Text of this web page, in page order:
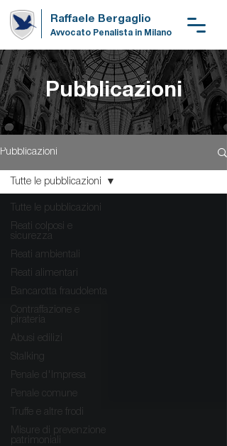
Avvocato Penalista in Milano
Raffaele Bergaglio
Pubblicazioni
Pubblicazioni
Tutte le pubblicazioni
Reati colposi e
sicurezza
Reati ambientali
Reati alimentari
Bancarotta fraudolenta
Contraffazione e
pirateria
Abusi edilizi
Stalking
Penale d'Impresa
Penale comune
Truffe e altre frodi
Misure di prevenzione
patrimoniali
Tutte le pubblicazioni